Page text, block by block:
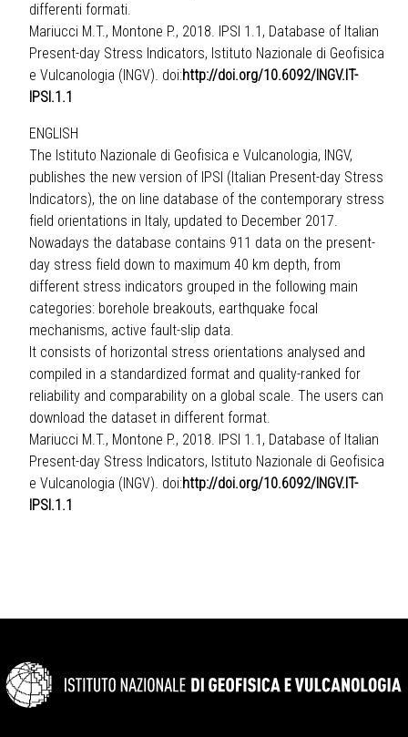
differenti formati.
Mariucci M.T., Montone P., 2018. IPSI 1.1, Database of Italian
Present-day Stress Indicators, Istituto Nazionale di Geofisica
e Vulcanologia (INGV). doi:http://doi.org/10.6092/INGV.IT-
IPSI.1.1
ENGLISH
The Istituto Nazionale di Geofisica e Vulcanologia, INGV,
publishes the new version of IPSI (Italian Present-day Stress
Indicators), the on line database of the contemporary stress
field orientations in Italy, updated to December 2017.
Nowadays the database contains 911 data on the present-
day stress field down to maximum 40 km depth, from
different stress indicators grouped in the following main
categories: borehole breakouts, earthquake focal
mechanisms, active fault-slip data.
It consists of horizontal stress orientations analysed and
compiled in a standardized format and quality-ranked for
reliability and comparability on a global scale. The users can
download the dataset in different format.
Mariucci M.T., Montone P., 2018. IPSI 1.1, Database of Italian
Present-day Stress Indicators, Istituto Nazionale di Geofisica
e Vulcanologia (INGV). doi:http://doi.org/10.6092/INGV.IT-
IPSI.1.1